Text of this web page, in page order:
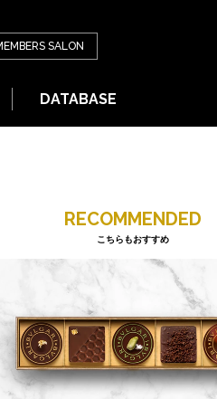
SALON
DATABASE
RECOMMENDED
こちらもおすすめ